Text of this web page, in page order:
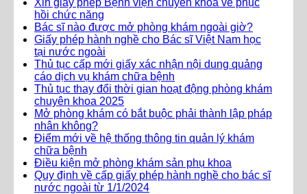
hồi chức năng
Bác sĩ nào được mở phòng khám ngoài giờ?
Giấy phép hành nghề cho Bác sĩ Việt Nam học
tại nước ngoài
Thủ tục cấp mới giấy xác nhận nội dung quảng
cáo dịch vụ khám chữa bệnh
Thủ tục thay đổi thời gian hoạt động phòng khám
chuyên khoa 2025
Mở phòng khám có bắt buộc phải thành lập pháp
nhân không?
Điểm mới về hệ thống thông tin quản lý khám
chữa bệnh
Điều kiện mở phòng khám sản phụ khoa
Quy định về cấp giấy phép hành nghề cho bác sĩ
nước ngoài từ 1/1/2024